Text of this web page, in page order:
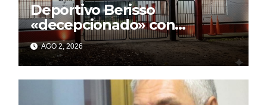
Deportivo Berisso
«decepcionado» con
Cagliardi y sus promesas
incumplidas
AGO 2, 2026